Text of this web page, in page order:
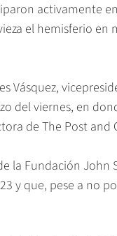
activamente
el hemisferio
Vásquez,
del viernes, en
de The Post
la Fundación
y que, pese a no